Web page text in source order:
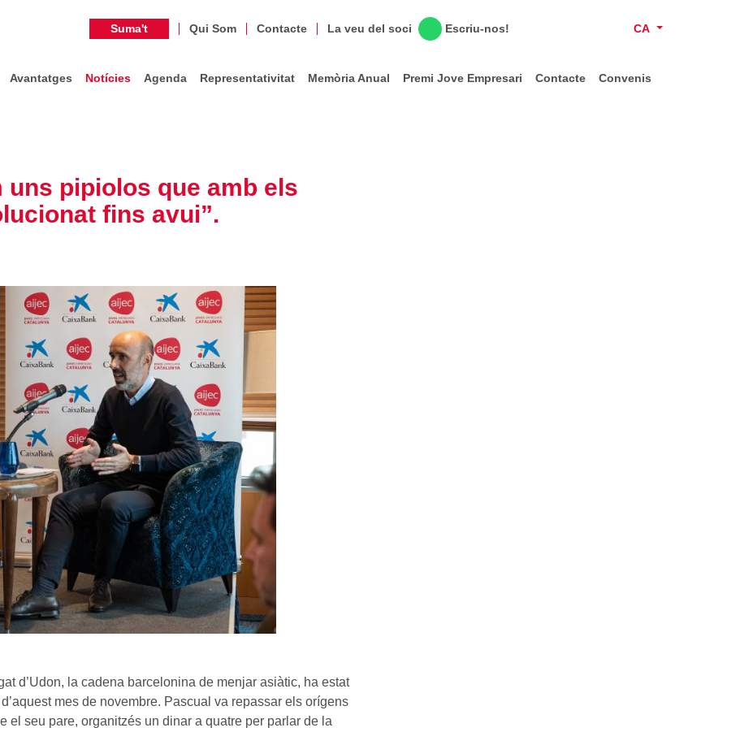
Suma't Qui Som Contacte La veu del soci Escriu-nos! CA
Avantatges Notícies Agenda Representativitat Memòria Anual Premi Jove Empresari Contacte Convenis
pipiolos que amb els
fins avui”.
d’Udon, la cadena barcelonina de menjar asiàtic, ha estat
mes de novembre. Pascual va repassar els orígens
el seu pare, organitzés un dinar a quatre per parlar de la